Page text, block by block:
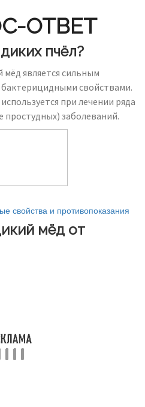
ОТВЕТ
пчёл?
мёд является сильным
свойствами.
при лечении ряда
простудных) заболеваний.
свойства и противопоказания
мёд от